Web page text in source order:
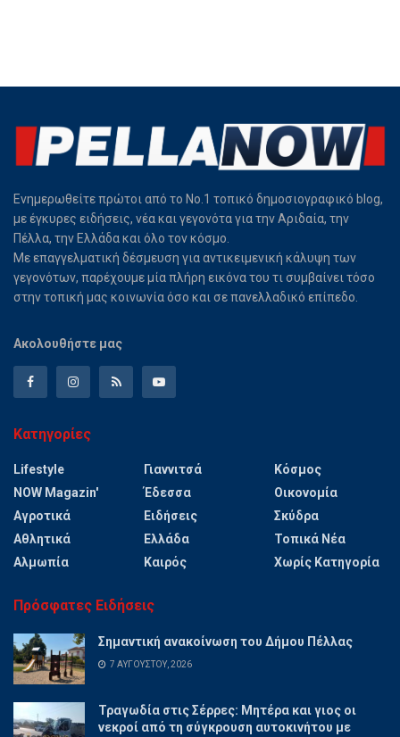
Ενημερωθείτε πρώτοι από το Νο.1 τοπικό δημοσιογραφικό blog,
με έγκυρες ειδήσεις, νέα και γεγονότα για την Αριδαία, την
Πέλλα, την Ελλάδα και όλο τον κόσμο.
Με επαγγελματική δέσμευση για αντικειμενική κάλυψη των
γεγονότων, παρέχουμε μία πλήρη εικόνα του τι συμβαίνει τόσο
στην τοπική μας κοινωνία όσο και σε πανελλαδικό επίπεδο.
Ακολουθήστε μας
Κατηγορίες
Lifestyle
NOW Magazin'
Αγροτικά
Αθλητικά
Αλμωπία
Γιαννιτσά
Έδεσσα
Ειδήσεις
Ελλάδα
Καιρός
Κόσμος
Οικονομία
Σκύδρα
Τοπικά Νέα
Χωρίς Κατηγορία
Πρόσφατες Ειδήσεις
Σημαντική ανακοίνωση του Δήμου Πέλλας
7 ΑΥΓΟΎΣΤΟΥ, 2026
Τραγωδία στις Σέρρες: Μητέρα και γιος οι
νεκροί από τη σύγκρουση αυτοκινήτου με